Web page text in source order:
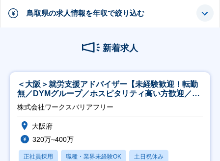
鳥取県の求人情報を年収で絞り込む
新着求人
＜大阪＞就労支援アドバイザー【未経験歓迎！転勤
無／DYMグループ／ホスピタリティ高い方歓迎／土
日祝】
株式会社ワークスバリアフリー
大阪府
320万~400万
正社員採用 職種・業界未経験OK 土日祝休み